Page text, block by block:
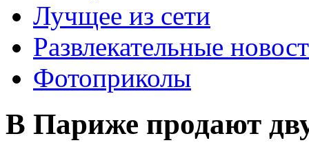
Лучщее из сети
Развлекательные
Фотоприколы
В Париже продают